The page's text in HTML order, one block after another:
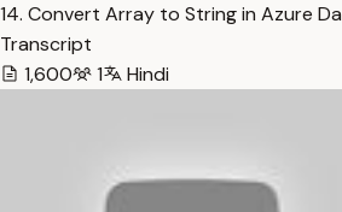
14. Convert Array to String in Azure
Transcript
1,600
1 Hindi